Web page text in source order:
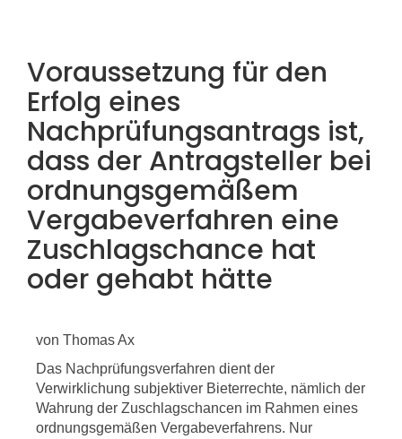
Voraussetzung für den
Erfolg eines
Nachprüfungsantrags ist,
dass der Antragsteller bei
ordnungsgemäßem
Vergabeverfahren eine
Zuschlagschance hat
oder gehabt hätte
von Thomas Ax
Das Nachprüfungsverfahren dient der
Verwirklichung subjektiver Bieterrechte, nämlich der
Wahrung der Zuschlagschancen im Rahmen eines
ordnungsgemäßen Vergabeverfahrens. Nur